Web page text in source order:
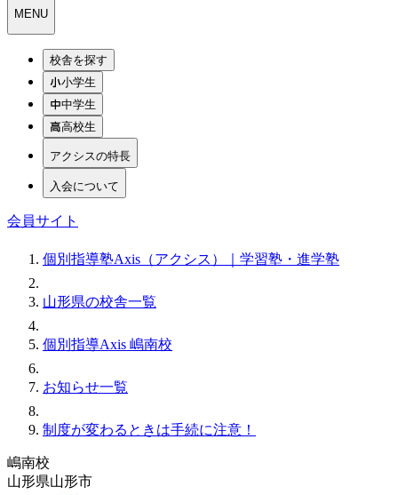
MENU
校舎を探す
小学生
中学生
高校生
アクシスの特長
入会について
会員サイト
個別指導塾Axis（アクシス）｜学習塾・進学塾
山形県の校舎一覧
個別指導Axis 嶋南校
お知らせ一覧
制度が変わるときは手続に注意！
嶋南校
山形県山形市